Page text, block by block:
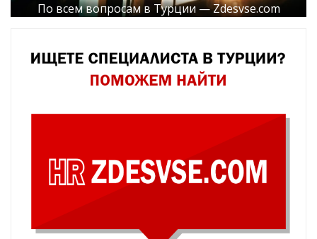
По всем вопросам в Турции — Zdesvse.com